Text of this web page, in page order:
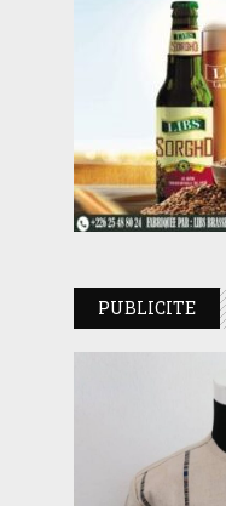
PUBLICITE